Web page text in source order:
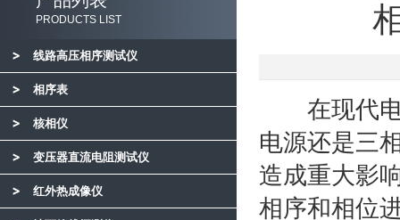
PRODUCTS LIST
线路高压相序测试仪
相序表
核相仪
变压器直流电阻测试仪
红外热成像仪
在现代电
电源还是三
造成重大影
相序和相位